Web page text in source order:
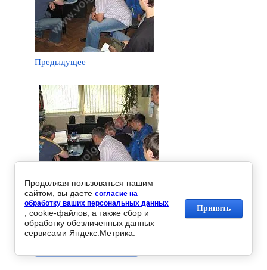
Предыдущее
Следующее
Продолжая пользоваться нашим
сайтом, вы даете согласие на
обработку ваших персональных данных
, cookie-файлов, а также сбор и
обработку обезличенных данных
сервисами Яндекс.Метрика.
Принять